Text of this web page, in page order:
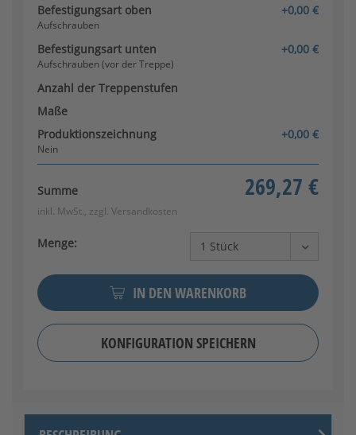
Befestigungsart oben +0,00 €
Aufschrauben
Befestigungsart unten +0,00 €
Aufschrauben (vor der Treppe)
Anzahl der Treppenstufen
Maße
Produktionszeichnung
+0,00 €
Nein
Summe 269,27 €
inkl. MwSt., zzgl. Versandkosten
Menge:
IN DEN WARENKORB
KONFIGURATION SPEICHERN